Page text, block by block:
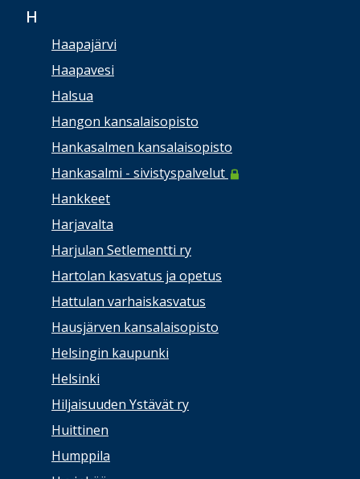
H
Haapajärvi
Haapavesi
Halsua
Hangon kansalaisopisto
Hankasalmen kansalaisopisto
Hankasalmi - sivistyspalvelut
Hankkeet
Harjavalta
Harjulan Setlementti ry
Hartolan kasvatus ja opetus
Hattulan varhaiskasvatus
Hausjärven kansalaisopisto
Helsingin kaupunki
Helsinki
Hiljaisuuden Ystävät ry
Huittinen
Humppila